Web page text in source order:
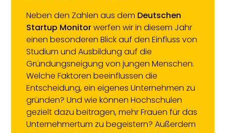
Neben den Zahlen aus dem Deutschen
Startup Monitorwerfen wir in diesem Jahr
einen besonderen Blick auf den Einfluss von
Studium und Ausbildung auf die
Gründungsneigung von jungen Menschen.
Welche Faktoren beeinflussen die
Entscheidung, ein eigenes Unternehmen zu
gründen? Und wie können Hochschulen
gezielt dazu beitragen, mehr Frauen für das
Unternehmertum zu begeistern? Außerdem